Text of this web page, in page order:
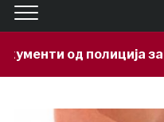
завршија во ВМРО?